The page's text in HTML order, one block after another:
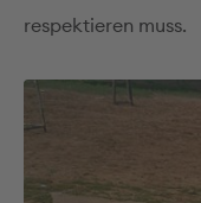
respektieren muss.